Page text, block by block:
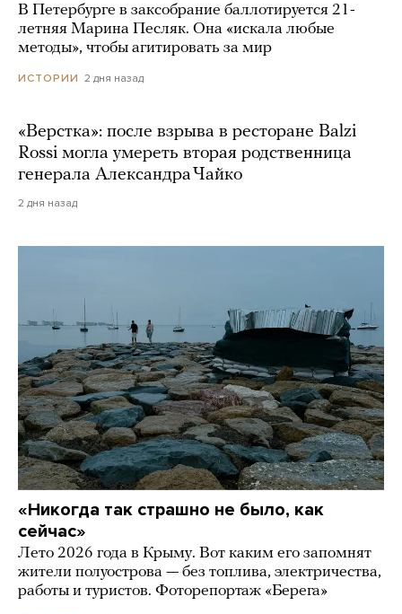
В Петербурге в заксобрание баллотируется 21-
летняя Марина Песляк. Она «искала любые
методы», чтобы агитировать за мир
ИСТОРИИ 2 дня назад
«Верстка»: после взрыва в ресторане Balzi
Rossi могла умереть вторая родственница
генерала Александра Чайко
2 дня назад
«Никогда так страшно не было, как
сейчас»
Лето 2026 года в Крыму. Вот каким его запомнят
жители полуострова — без топлива, электричества,
работы и туристов. Фоторепортаж «Берега»